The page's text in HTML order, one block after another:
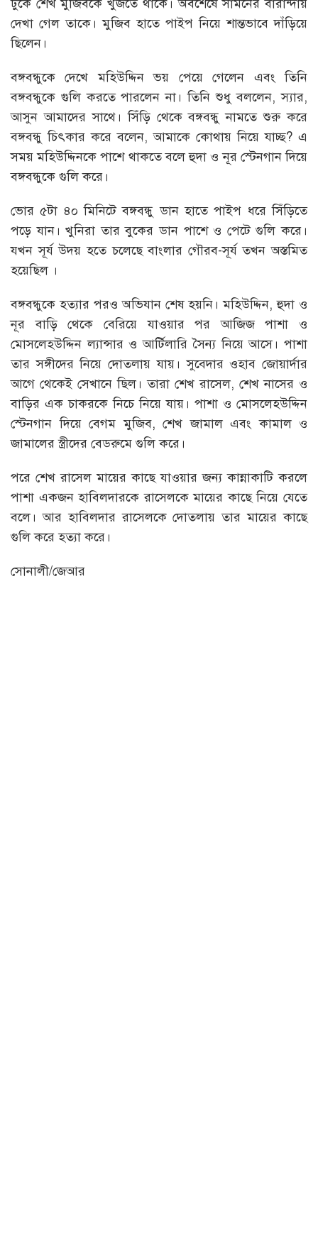
ঢুকে শেখ মুজিবকে খুঁজতে থাকে। অবশেষে সামনের বারান্দায়
দেখা গেল তাকে। মুজিব হাতে পাইপ নিয়ে শান্তভাবে দাঁড়িয়ে
ছিলেন।
বঙ্গবন্ধুকে দেখে মহিউদ্দিন ভয় পেয়ে গেলেন এবং তিনি
বঙ্গবন্ধুকে গুলি করতে পারলেন না। তিনি শুধু বললেন, স্যার,
আসুন আমাদের সাথে। সিঁড়ি থেকে বঙ্গবন্ধু নামতে শুরু করে
বঙ্গবন্ধু চিৎকার করে বলেন, আমাকে কোথায় নিয়ে যাচ্ছ? এ
সময় মহিউদ্দিনকে পাশে থাকতে বলে হুদা ও নূর স্টেনগান দিয়ে
বঙ্গবন্ধুকে গুলি করে।
ভোর ৫টা ৪০ মিনিটে বঙ্গবন্ধু ডান হাতে পাইপ ধরে সিঁড়িতে
পড়ে যান। খুনিরা তার বুকের ডান পাশে ও পেটে গুলি করে।
যখন সূর্য উদয় হতে চলেছে বাংলার গৌরব-সূর্য তখন অস্তমিত
হয়েছিল ।
বঙ্গবন্ধুকে হত্যার পরও অভিযান শেষ হয়নি। মহিউদ্দিন, হুদা ও
নূর বাড়ি থেকে বেরিয়ে যাওয়ার পর আজিজ পাশা ও
মোসলেহউদ্দিন ল্যান্সার ও আর্টিলারি সৈন্য নিয়ে আসে। পাশা
তার সঙ্গীদের নিয়ে দোতলায় যায়। সুবেদার ওহাব জোয়ার্দার
আগে থেকেই সেখানে ছিল। তারা শেখ রাসেল, শেখ নাসের ও
বাড়ির এক চাকরকে নিচে নিয়ে যায়। পাশা ও মোসলেহউদ্দিন
স্টেনগান দিয়ে বেগম মুজিব, শেখ জামাল এবং কামাল ও
জামালের স্ত্রীদের বেডরুমে গুলি করে।
পরে শেখ রাসেল মায়ের কাছে যাওয়ার জন্য কান্নাকাটি করলে
পাশা একজন হাবিলদারকে রাসেলকে মায়ের কাছে নিয়ে যেতে
বলে। আর হাবিলদার রাসেলকে দোতলায় তার মায়ের কাছে
গুলি করে হত্যা করে।
সোনালী/জেআর